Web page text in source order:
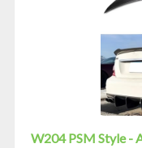
W204 PSM Style -